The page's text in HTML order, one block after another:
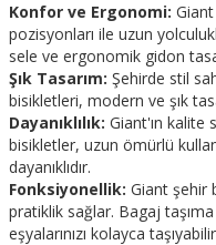
Konfor ve Ergonomi:
pozisyonları ile uzun
sele ve ergonomik gidon
Şık Tasarım: Şehirde stil
bisikletleri, modern ve şık
Dayanıklılık: Giant'ın kalite
bisikletler, uzun ömürlü
dayanıklıdır.
Fonksiyonellik: Giant şehir
pratiklik sağlar. Bagaj
eşyalarınızı kolayca